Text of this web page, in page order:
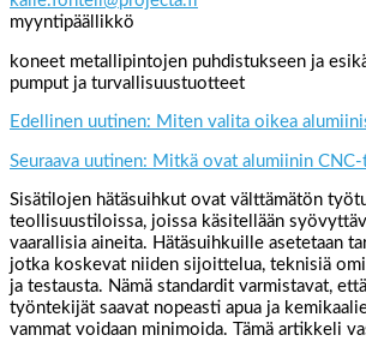
myyntipäällikkö
koneet metallipintojen puhdistukseen ja
pumput ja turvallisuustuotteet
Edellinen uutinen: Miten valita oikea
Seuraava uutinen: Mitkä ovat alumiinin
Sisätilojen hätäsuihkut ovat välttämätön
teollisuustiloissa, joissa käsitellään
vaarallisia aineita. Hätäsuihkuille asetetaan
jotka koskevat niiden sijoittelua, teknisiä
ja testausta. Nämä standardit varmistavat,
työntekijät saavat nopeasti apua ja
vammat voidaan minimoida. Tämä artikkeli